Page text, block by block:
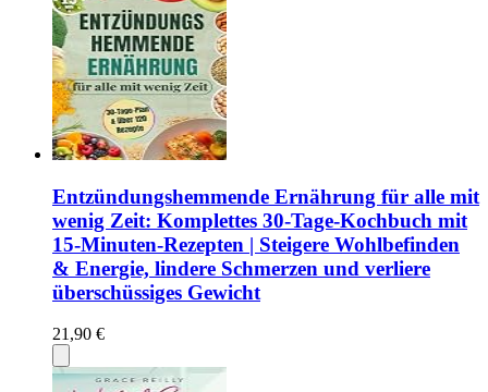
Entzündungshemmende Ernährung für alle mit
wenig Zeit: Komplettes 30-Tage-Kochbuch mit
15-Minuten-Rezepten | Steigere Wohlbefinden
& Energie, lindere Schmerzen und verliere
überschüssiges Gewicht
21,90 €